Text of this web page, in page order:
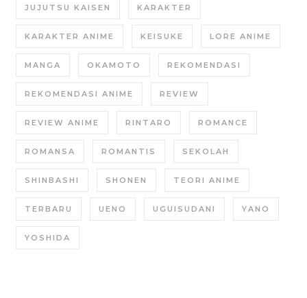
JUJUTSU KAISEN KARAKTER
KARAKTER ANIME KEISUKE LORE ANIME
MANGA OKAMOTO REKOMENDASI
REKOMENDASI ANIME REVIEW
REVIEW ANIME RINTARO ROMANCE
ROMANSA ROMANTIS SEKOLAH
SHINBASHI SHONEN TEORI ANIME
TERBARU UENO UGUISUDANI YANO
YOSHIDA